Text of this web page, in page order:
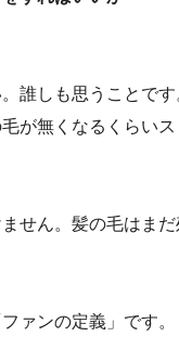
誰しも思うことで
が無くなるくらいス
せん。髪の毛はまだ
ァンの定義」です。